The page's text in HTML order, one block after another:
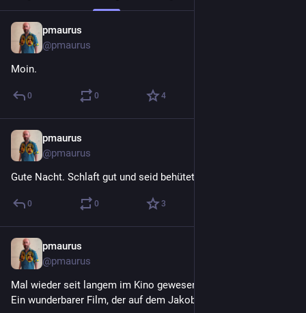
pmaurus
@pmaurus
Moin.
0 0 4
pmaurus
@pmaurus
Gute Nacht. Schlaft gut und seid behütet.
0 0 3
pmaurus
@pmaurus
Mal wieder seit langem im Kino gewesen. "Camino-Therapie".
Ein wunderbarer Film, der auf dem Jakobsweg spielt.